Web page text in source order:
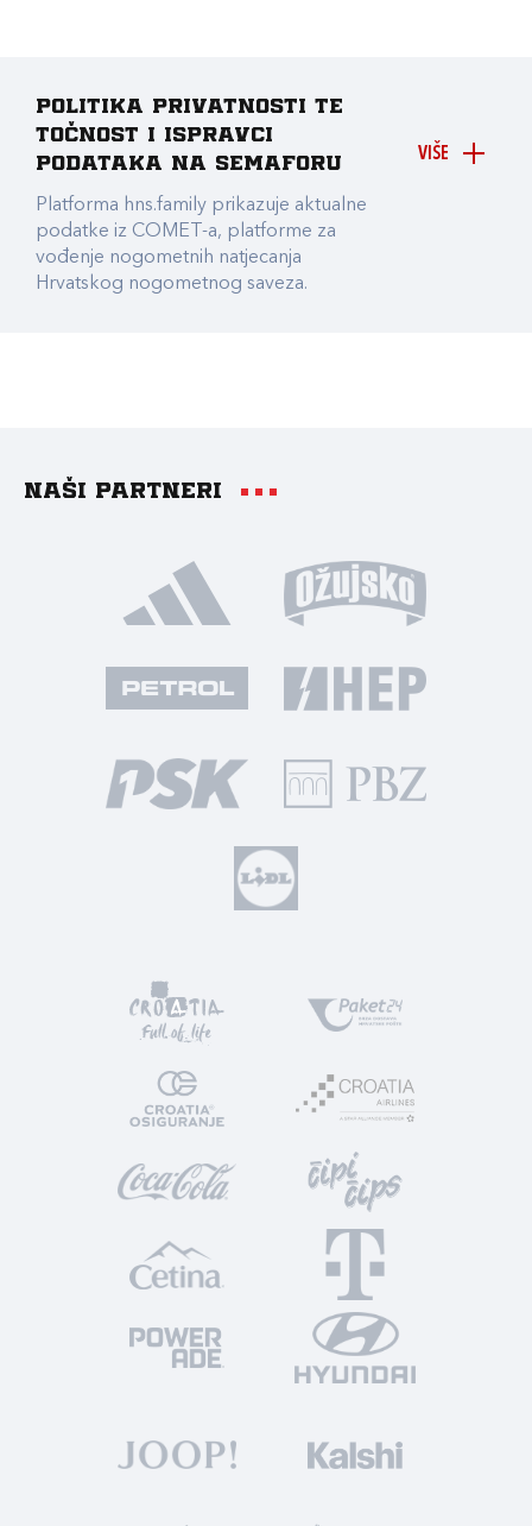
VIŠE
Politika privatnosti te
točnost i ispravci
podataka na Semaforu
Platforma hns.family prikazuje aktualne
podatke iz COMET-a, platforme za
vođenje nogometnih natjecanja
Hrvatskog nogometnog saveza.
Naši partneri